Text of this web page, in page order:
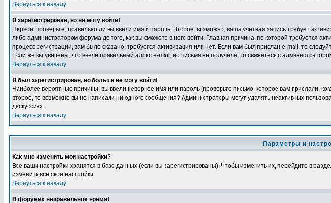
Вернуться к началу
Я зарегистрирован, но не могу войти!
Первое: проверьте, правильно ли вы ввели имя и пароль. Второе: возможно, ваша учетная запись требует
либо администратором форума до того, как вы сможете в него войти. Главная причина, по которой требуется
процесс регистрации, вам было сказано, требуется активизация или нет. Если вам был прислан e-mail, то
Если же вы уверены, что ввели правильный адрес e-mail, но письма не получили, то свяжитесь с
Вернуться к началу
Я был зарегистрирован, но больше не могу войти!
Наиболее вероятные причины: вы ввели неверное имя или пароль (проверьте письмо, которое вам прислали,
второе, то возможно вы не написали ни одного сообщения? Администраторы могут удалять неактивных
дискуссиях.
Вернуться к началу
Параметры и
Как мне изменить мои настройки?
Все ваши настройки хранятся в базе данных (если вы зарегистрированы). Чтобы изменить их, перейдите в
изменить все свои настройки
Вернуться к началу
В форумах неправильное время!